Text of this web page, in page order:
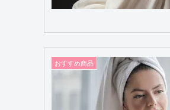
おすすめ商品